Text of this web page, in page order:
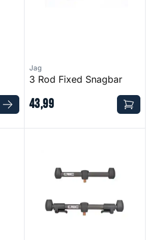
Jag
3 Rod Fixed Snagbar
43,99